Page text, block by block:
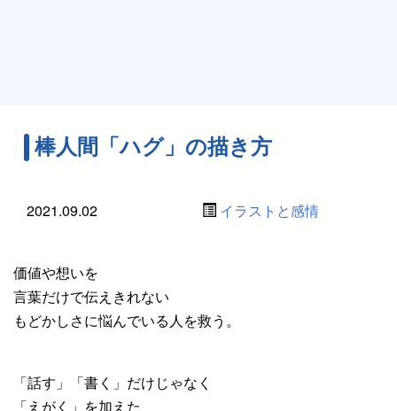
棒人間「ハグ」の描き方
2021.09.02 イラストと感情
価値や想いを
言葉だけで伝えきれない
もどかしさに悩んでいる人を救う。
「話す」「書く」だけじゃなく
「えがく」を加えた